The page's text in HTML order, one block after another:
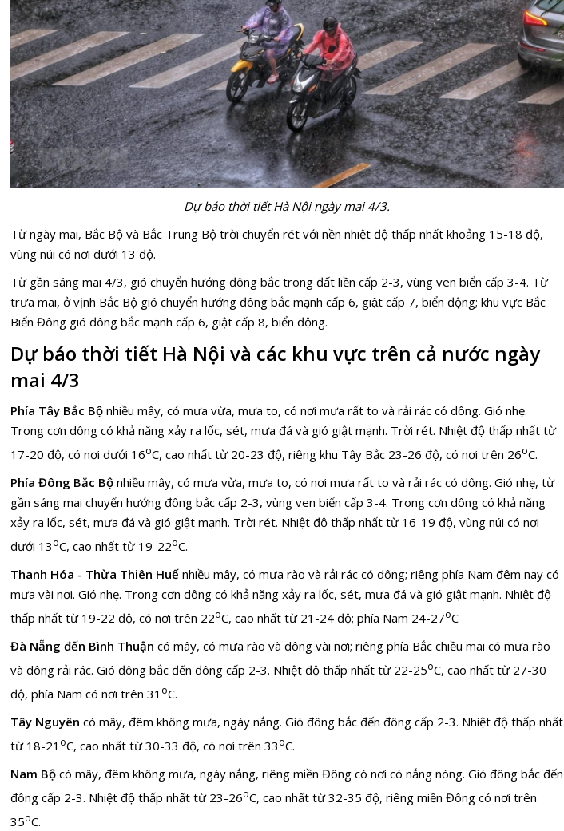
Dự báo thời tiết Hà Nội ngày mai 4/3.
Từ ngày mai, Bắc Bộ và Bắc Trung Bộ trời chuyển rét với nền nhiệt độ thấp nhất khoảng 15-18 độ,
vùng núi có nơi dưới 13 độ.
Từ gần sáng mai 4/3, gió chuyển hướng đông bắc trong đất liền cấp 2-3, vùng ven biển cấp 3-4. Từ
trưa mai, ở vịnh Bắc Bộ gió chuyển hướng đông bắc mạnh cấp 6, giật cấp 7, biển động; khu vực Bắc
Biển Đông gió đông bắc mạnh cấp 6, giật cấp 8, biển động.
Dự báo thời tiết Hà Nội và các khu vực trên cả nước ngày
mai 4/3
Phía Tây Bắc Bộ nhiều mây, có mưa vừa, mưa to, có nơi mưa rất to và rải rác có dông. Gió nhẹ.
Trong cơn dông có khả năng xảy ra lốc, sét, mưa đá và gió giật mạnh. Trời rét. Nhiệt độ thấp nhất từ
17-20 độ, có nơi dưới 16oC, cao nhất từ 20-23 độ, riêng khu Tây Bắc 23-26 độ, có nơi trên 26oC.
Phía Đông Bắc Bộ nhiều mây, có mưa vừa, mưa to, có nơi mưa rất to và rải rác có dông. Gió nhẹ, từ
gần sáng mai chuyển hướng đông bắc cấp 2-3, vùng ven biển cấp 3-4. Trong cơn dông có khả năng
xảy ra lốc, sét, mưa đá và gió giật mạnh. Trời rét. Nhiệt độ thấp nhất từ 16-19 độ, vùng núi có nơi
dưới 13oC, cao nhất từ 19-22oC.
Thanh Hóa - Thừa Thiên Huế nhiều mây, có mưa rào và rải rác có dông; riêng phía Nam đêm nay có
mưa vài nơi. Gió nhẹ. Trong cơn dông có khả năng xảy ra lốc, sét, mưa đá và gió giật mạnh. Nhiệt độ
thấp nhất từ 19-22 độ, có nơi trên 22oC, cao nhất từ 21-24 độ; phía Nam 24-27oC
Đà Nẵng đến Bình Thuận có mây, có mưa rào và dông vài nơi; riêng phía Bắc chiều mai có mưa rào
và dông rải rác. Gió đông bắc đến đông cấp 2-3. Nhiệt độ thấp nhất từ 22-25oC, cao nhất từ 27-30
độ, phía Nam có nơi trên 31 oC.
Tây Nguyên có mây, đêm không mưa, ngày nắng. Gió đông bắc đến đông cấp 2-3. Nhiệt độ thấp nhất
từ 18-21 oC, cao nhất từ 30-33 độ, có nơi trên 33oC.
Nam Bộ có mây, đêm không mưa, ngày nắng, riêng miền Đông có nơi có nắng nóng. Gió đông bắc đến
đông cấp 2-3. Nhiệt độ thấp nhất từ 23-26oC, cao nhất từ 32-35 độ, riêng miền Đông có nơi trên
35oC.